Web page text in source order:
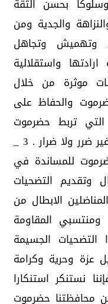
بحسن الثقة
والجدية ومن
وتهميش وتجاهل
واستقلالية
موثرة من خلال
والحفاظ على
التي تربط حضرموت
بغيرها من محافظات الجنوب من غير ضرر ولا ضرار . 3 _
للمساندة في
وتقديم التضحيات
الابطال من
ومنتسبي المقاومة
التضحيات الجسيمة
عزة وحرية وكرامة
نستنكر استنكارا
محافظتنا حضرموت